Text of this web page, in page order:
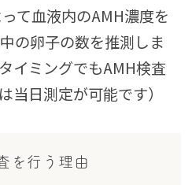
て血液内のAMH濃度を
の卵子の数を推測しま
イミングでもAMH検査
当日測定が可能です）
を行う理由